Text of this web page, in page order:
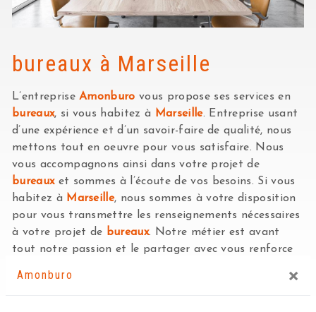
Amonburo ×
bureaux à Marseille
L’entrepriseAmonburo vous propose ses services en
bureaux, si vous habitez à Marseille. Entreprise usant
d’une expérience et d’un savoir-faire de qualité, nous
mettons tout en oeuvre pour vous satisfaire. Nous
vous accompagnons ainsi dans votre projet de
bureauxet sommes à l’écoute de vos besoins. Si vous
habitez à Marseille, nous sommes à votre disposition
pour vous transmettre les renseignements nécessaires
à votre projet de bureaux. Notre métier est avant
tout notre passion et le partager avec vous renforce